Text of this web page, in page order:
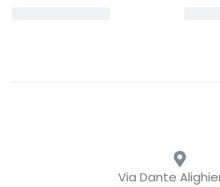
Via Dante